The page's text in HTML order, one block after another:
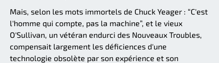
Mais, selon les mots immortels de Chuck Yeager : “C'est
l'homme qui compte, pas la machine”, et le vieux
O'Sullivan, un vétéran endurci des Nouveaux Troubles,
compensait largement les déficiences d'une
technologie obsolète par son expérience et son